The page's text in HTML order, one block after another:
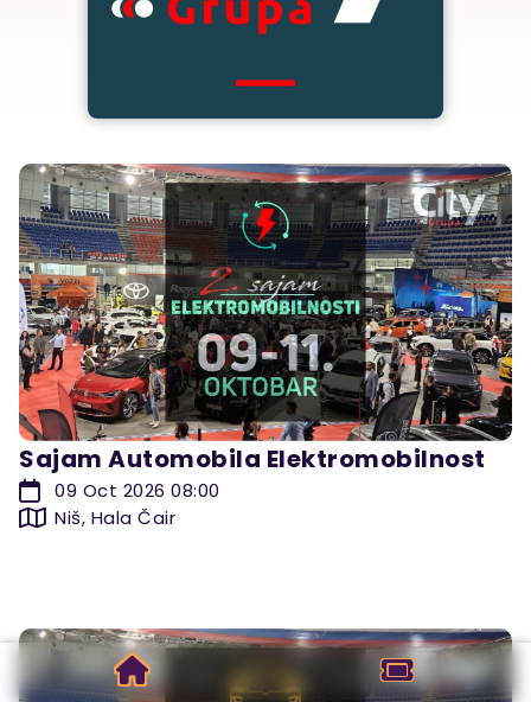
Sajam Automobila Elektromobilnost
09 Oct 2026 08:00
Niš, Hala Čair